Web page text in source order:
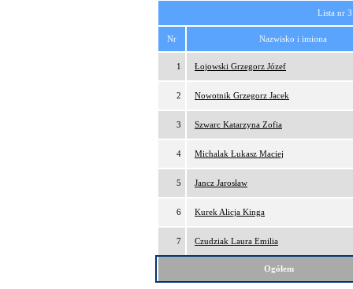
Lista nr
Nr Nazwisko i imiona
1 Łojowski Grzegorz Józef
2 Nowotnik Grzegorz Jacek
3 Szwarc Katarzyna Zofia
4 Michalak Łukasz Maciej
5 Jancz Jarosław
6 Kurek Alicja Kinga
7 Czudziak Laura Emilia
Ogółem